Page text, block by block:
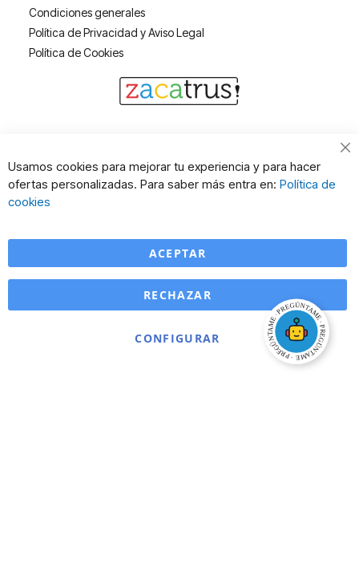
Condiciones generales
Política de Privacidad y Aviso Legal
Política de Cookies
Usamos cookies para mejorar tu experiencia y para hacer
ofertas personalizadas. Para saber más entra en: Política de
cookies
ACEPTAR
CONFIGURAR
RECHAZAR